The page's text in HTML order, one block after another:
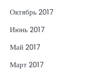
Октябрь 2017
Июнь 2017
Май 2017
Март 2017